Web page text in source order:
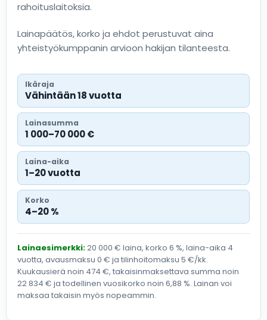
rahoituslaitoksia.
Lainapäätös, korko ja ehdot perustuvat aina
yhteistyökumppanin arvioon hakijan tilanteesta.
Ikäraja
Vähintään 18 vuotta
Lainasumma
1 000–70 000 €
Laina-aika
1–20 vuotta
Korko
4–20 %
Lainaesimerkki:20 000 € laina, korko 6 %, laina-aika 4
vuotta, avausmaksu 0 € ja tilinhoitomaksu 5 €/kk.
Kuukausierä noin 474 €, takaisinmaksettava summa noin
22 834 € ja todellinen vuosikorko noin 6,88 %. Lainan voi
maksaa takaisin myös nopeammin.